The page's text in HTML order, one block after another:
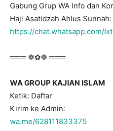
Gabung Grup WA Info dan
Haji Asatidzah Ahlus Sunnah:
https://chat.whatsapp.com/
═══ ❁✿❁ ═══
WA GROUP KAJIAN ISLAM
Ketik: Daftar
Kirim ke Admin:
wa.me/628111833375